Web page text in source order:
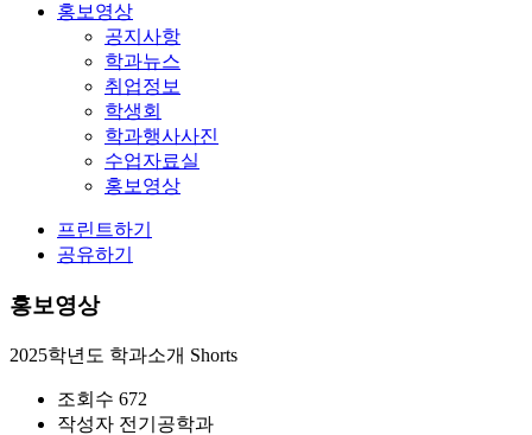
홍보영상
공지사항
학과뉴스
취업정보
학생회
학과행사사진
수업자료실
홍보영상
프린트하기
공유하기
홍보영상
2025학년도 학과소개 Shorts
조회수 672
작성자 전기공학과